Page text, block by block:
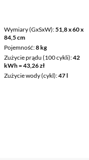
Wymiary (GxSxW) 51,8 x 60 x
84,5 cm
Pojemność 8 kg
Zużycie prądu (100 cykli) 42
kWh = 43,26 zł
Zużycie wody (cykl) 47 l